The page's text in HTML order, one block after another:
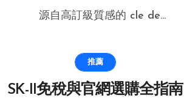
源自高訂級質感的 cle de...
推薦
SK-II免稅與官網選購全指南